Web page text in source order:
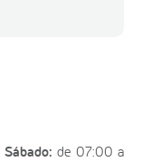
Sábado: de 07:00 a